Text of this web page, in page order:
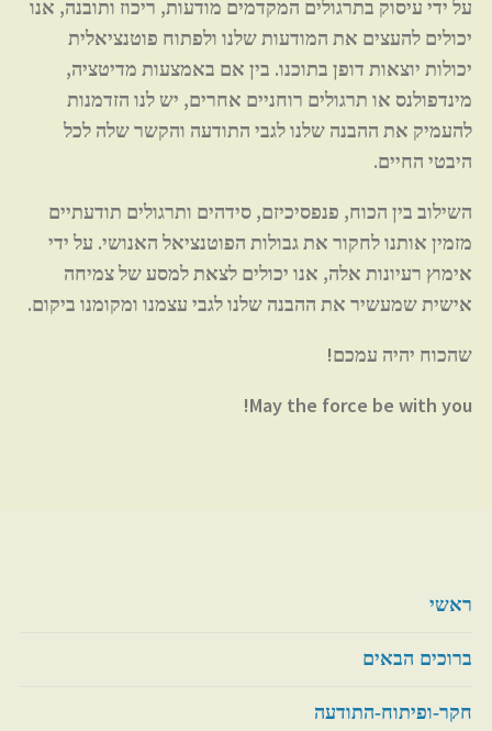
על ידי עיסוק בתרגולים המקדמים מודעות, ריכוז ותובנה, אנו
יכולים להעצים את המודעות שלנו ולפתוח פוטנציאלית
יכולות יוצאות דופן בתוכנו. בין אם באמצעות מדיטציה,
מינדפולנס או תרגולים רוחניים אחרים, יש לנו הזדמנות
להעמיק את ההבנה שלנו לגבי התודעה והקשר שלה לכל
היבטי החיים.
השילוב בין הכוח, פנפסיכיזם, סידהים ותרגולים תודעתיים
מזמין אותנו לחקור את גבולות הפוטנציאל האנושי. על ידי
אימוץ רעיונות אלה, אנו יכולים לצאת למסע של צמיחה
אישית שמעשיר את ההבנה שלנו לגבי עצמנו ומקומנו ביקום.
שהכוח יהיה עמכם!
May the force be with you!
ראשי
ברוכים הבאים
חקר-ופיתוח-התודעה